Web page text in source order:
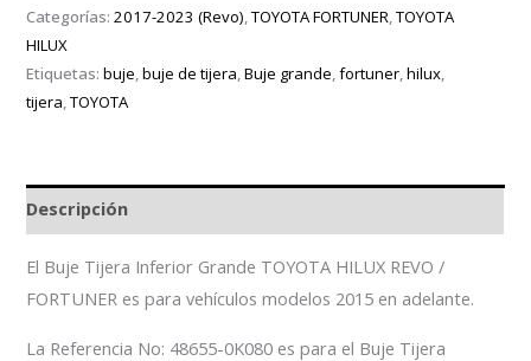
Categorías:2017-2023 (Revo),TOYOTA FORTUNER,TOYOTA
HILUX
Etiquetas:buje,buje de tijera,Buje grande,fortuner,hilux,
tijera,TOYOTA
Descripción
El Buje Tijera Inferior Grande TOYOTA HILUX REVO /
FORTUNER es para vehículos modelos 2015 en adelante.
La Referencia No: 48655-0K080 es para el Buje Tijera